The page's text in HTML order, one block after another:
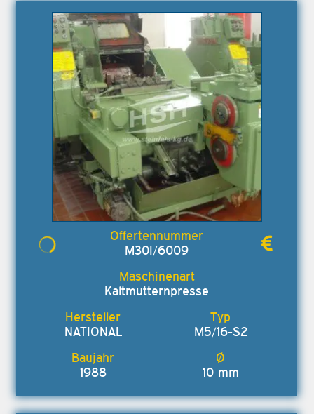
M30I/6009
Kaltmutternpresse
NATIONAL M5/16-S2
1988 10 mm